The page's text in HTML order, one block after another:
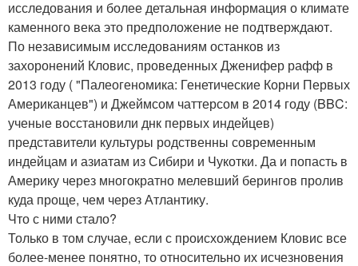
исследования и более детальная информация о климате
каменного века это предположение не подтверждают.
По независимым исследованиям останков из
захоронений Кловис, проведенных Дженифер рафф в
2013 году ( "Палеогеномика: Генетические Корни Первых
Американцев") и Джеймсом чаттерсом в 2014 году (BBC:
ученые восстановили днк первых индейцев)
представители культуры родственны современным
индейцам и азиатам из Сибири и Чукотки. Да и попасть в
Америку через многократно мелевший берингов пролив
куда проще, чем через Атлантику.
Что с ними стало?
Только в том случае, если с происхождением Кловис все
более-менее понятно, то относительно их исчезновения